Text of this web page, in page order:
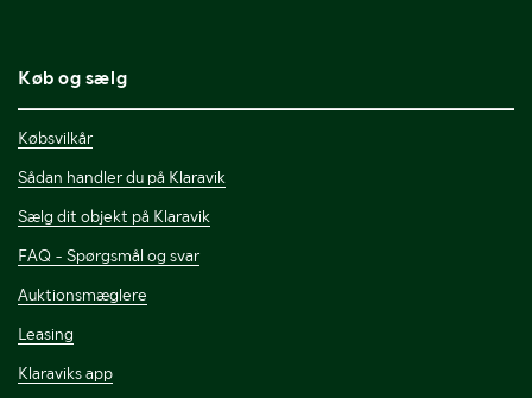
Køb og sælg
Købsvilkår
Sådan handler du på Klaravik
Sælg dit objekt på Klaravik
FAQ - Spørgsmål og svar
Auktionsmæglere
Leasing
Klaraviks app